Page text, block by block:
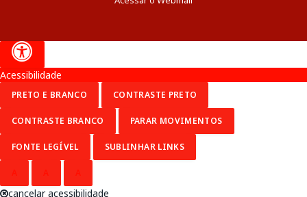
Acessibilidade
PRETO E BRANCO CONTRASTE PRETO
CONTRASTE BRANCO PARAR MOVIMENTOS
FONTE LEGÍVEL SUBLINHAR LINKS
cancelar acessibilidade